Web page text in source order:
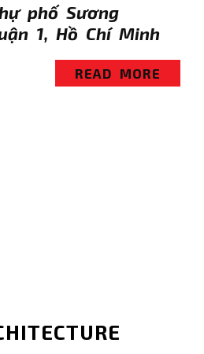
phố Sương
1, Hồ Chí Minh
READ MORE